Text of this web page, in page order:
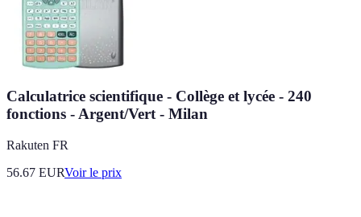
Calculatrice scientifique - Collège et lycée - 240
fonctions - Argent/Vert - Milan
Rakuten FR
56.67 EURVoir le prix